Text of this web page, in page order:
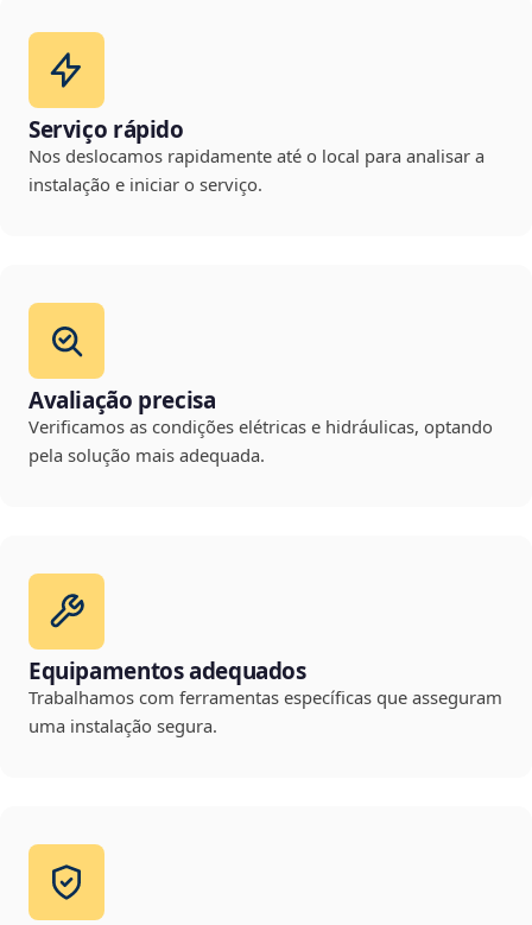
Serviço rápido
Nos deslocamos rapidamente até o local para analisar a
instalação e iniciar o serviço.
Avaliação precisa
Verificamos as condições elétricas e hidráulicas, optando
pela solução mais adequada.
Equipamentos adequados
Trabalhamos com ferramentas específicas que asseguram
uma instalação segura.